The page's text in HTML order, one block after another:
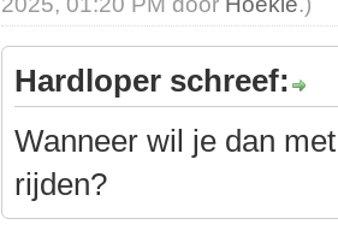
Hardloper schreef:
Wanneer wil je dan
rijden?